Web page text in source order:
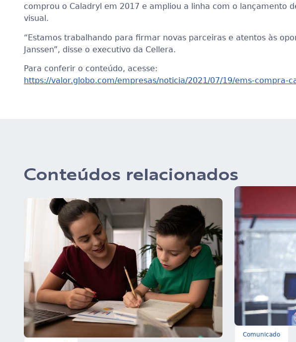
comprou o Caladryl em 2017 e ampliou a linha com o lançamento
visual.
“Estamos trabalhando para firmar novas parceiras e atentos às
Janssen”, disse o executivo da Cellera.
Para conferir o conteúdo, acesse:
https://valor.globo.com/empresas/noticia/2021/07/19/ems-compra-
Conteúdos relacionados
Comunicado